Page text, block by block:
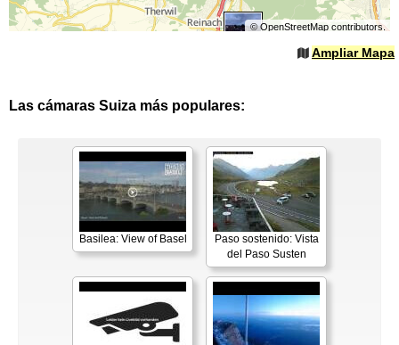
©OpenStreetMapcontributors.
Ampliar Mapa
Las cámaras Suiza más populares:
Basilea: View of Basel
Paso sostenido: Vista
del Paso Susten